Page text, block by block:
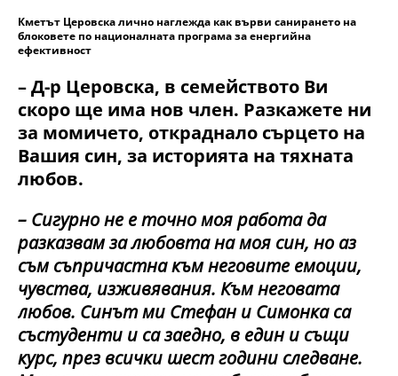
Кметът Церовска лично наглежда как върви санирането на
блоковете по националната програма за енергийна
ефективност
– Д-р Церовска, в семейството Ви
скоро ще има нов член. Разкажете ни
за момичето, откраднало сърцето на
Вашия син, за историята на тяхната
любов.
– Сигурно не е точно моя работа да
разказвам за любовта на моя син, но аз
съм съпричастна към неговите емоции,
чувства, изживявания. Към неговата
любов. Синът ми Стефан и Симонка са
състуденти и са заедно, в един и същи
курс, през всички шест години следване.